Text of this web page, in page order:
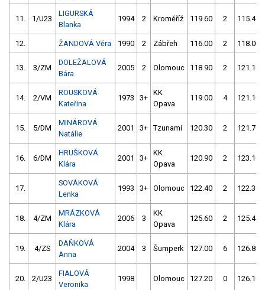
11. 1/U23
LIGURSKÁ
Blanka
1994 2 Kroměříž 119.60 2 115.40
12. ŽANDOVÁ Věra 1990 2 Zábřeh 116.00 2 118.00
13. 3/ZM
DOLEŽALOVÁ
Bára
2005 2 Olomouc 118.90 2 121.10
14. 2/VM
ROUSKOVÁ
Kateřina
1973 3+
KK
Opava
119.00 4 121.10
15. 5/DM
MINÁROVÁ
Natálie
2001 3+ Tzunami 120.30 2 121.70
16. 6/DM
HRUŠKOVÁ
Klára
2001 3+
KK
Opava
120.90 2 123.10
17.
SOVÁKOVÁ
Lenka
1993 3+ Olomouc 122.40 2 122.30
18. 4/ZM
MRÁZKOVÁ
Klára
2006 3
KK
Opava
125.60 2 125.40
19. 4/ZS
DAŇKOVÁ
Anna
2004 3 Šumperk 127.00 6 126.80
20. 2/U23
FIALOVÁ
Veronika
1998 Olomouc 127.20 0 126.10